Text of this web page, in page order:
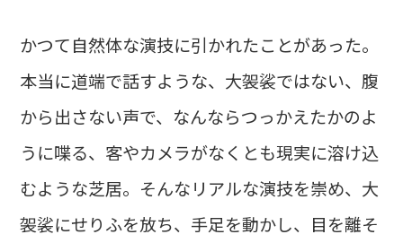
かつて自然体な演技に引かれたことがあった。
本当に道端で話すような、大袈裟ではない、腹
から出さない声で、なんならつっかえたかのよ
うに喋る、客やカメラがなくとも現実に溶け込
むような芝居。そんなリアルな演技を崇め、大
袈裟にせりふを放ち、手足を動かし、目を離そ